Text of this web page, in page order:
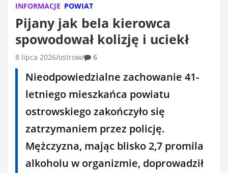
INFORMACJE POWIAT
Pijany jak bela kierowca
spowodował kolizję i uciekł
8 lipca 2026 ostrow 6
Nieodpowiedzialne zachowanie 41-
letniego mieszkańca powiatu
ostrowskiego zakończyło się
zatrzymaniem przez policję.
Mężczyzna, mając blisko 2,7 promila
alkoholu w organizmie, doprowadził